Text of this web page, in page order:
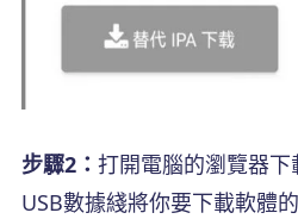
步驟2： 打開電腦的瀏覽器
USB數據綫將你要下載軟體